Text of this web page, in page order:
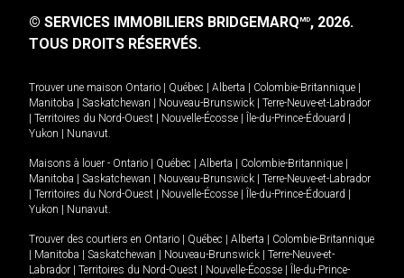
© SERVICES IMMOBILIERS BRIDGEMARQMD, 2026.
TOUS DROITS RÉSERVÉS.
Trouver une maison Ontario Québec Alberta Colombie-Britannique
Manitoba
Saskatchewan Nouveau-Brunswick
Terre-Neuve-et-Labrador
Territoires du Nord-Ouest Nouvelle-Écosse Île-du-Prince-Édouard
Yukon
Nunavut.
Maisons à louer - Ontario Québec Alberta Colombie-Britannique
Manitoba
Saskatchewan Nouveau-Brunswick
Terre-Neuve-et-Labrador
Territoires du Nord-Ouest Nouvelle-Écosse Île-du-Prince-Édouard
Yukon
Nunavut.
Trouver des courtiers en Ontario Québec Alberta
Colombie-Britannique
Manitoba Saskatchewan Nouveau-Brunswick
Terre-Neuve-et-
Labrador
Territoires du Nord-Ouest Nouvelle-Écosse
Île-du-Prince-